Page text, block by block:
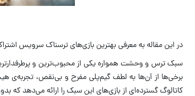
در این مقاله به معرفی بهترین بازی‌های ترسناک سرویس
سبک ترس و وحشت همواره یکی از محبوب‌ترین و
برخی‌ها از آن‌ها به لطف گیم‌پلی مفرح و بی‌نقص، تجربه‌ی
کاتالوگ گسترده‌ای از بازی‌های این سبک را ارائه می‌دهد